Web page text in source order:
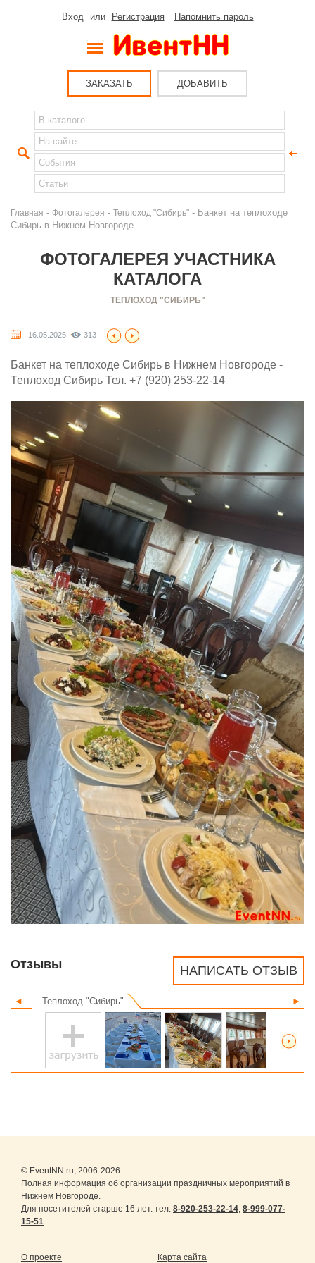
Вход или Регистрация Напомнить пароль
ЗАКАЗАТЬ ДОБАВИТЬ
Главная - Фотогалерея - Теплоход "Сибирь" - Банкет на теплоходе
Сибирь в Нижнем Новгороде
ФОТОГАЛЕРЕЯ УЧАСТНИКА
КАТАЛОГА
ТЕПЛОХОД "СИБИРЬ"
16.05.2025, 313
Банкет на теплоходе Сибирь в Нижнем Новгороде -
Теплоход Сибирь Тел. +7 (920) 253-22-14
НАПИСАТЬ ОТЗЫВ
Отзывы
◄ ►
Теплоход "Сибирь"
© EventNN.ru, 2006-2026
Полная информация об организации праздничных мероприятий в
Нижнем Новгороде.
Для посетителей старше 16 лет. тел. 8-920-253-22-14, 8-999-077-
15-51
О проекте Карта сайта